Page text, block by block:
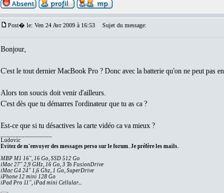
Post� le: Ven 24 Avr 2009 à 16:53 Sujet du message:
Bonjour,
C'est le tout dernier MacBook Pro ? Donc avec la batterie qu'on ne peut pas
Alors ton soucis doit venir d'ailleurs.
C'est dès que tu démarres l'ordinateur que tu as ca ?
Est-ce que si tu désactives la carte vidéo ca va mieux ?
Ludovic
Evitez de m'envoyer des messages perso sur le forum. Je préfère les mails.
MBP M1 16", 16 Go, SSD 512 Go
iMac 27" 2,9 GHz, 16 Go, 3 To FusionDrive
iMac G4 24" 1,6 Ghz, 1 Go, SuperDrive
iPhone 12 mini 128 Go
iPad Pro 11", iPad mini Cellular...